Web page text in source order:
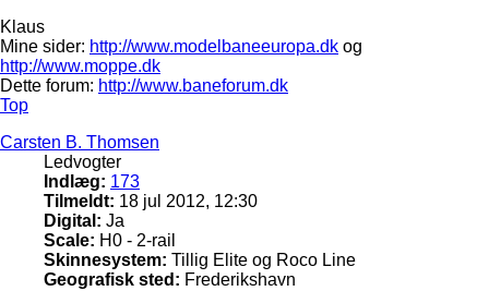
Klaus
Mine sider: http://www.modelbaneeuropa.dk og
http://www.moppe.dk
Dette forum: http://www.baneforum.dk
Top
Carsten B. Thomsen
Ledvogter
Indlæg: 173
Tilmeldt: 18 jul 2012, 12:30
Digital: Ja
Scale: H0 - 2-rail
Skinnesystem: Tillig Elite og Roco Line
Geografisk sted: Frederikshavn